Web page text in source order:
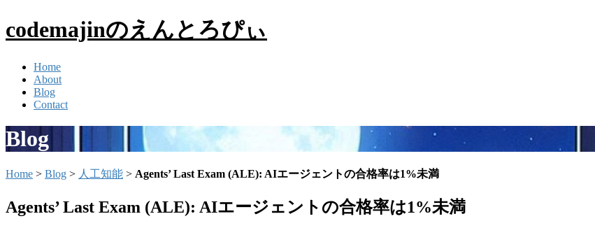
codemajinのえんとろぴぃ
Home
About
Blog
Contact
Blog
Home > Blog > 人工知能 > Agents’ Last Exam (ALE): AIエージェントの合格率は1%未満
Agents’ Last Exam (ALE): AIエージェントの合格率は1%未満